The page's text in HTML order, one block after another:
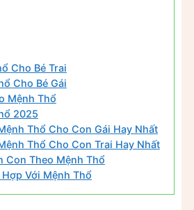
Cho Bé Trai
Cho Bé Gái
Mệnh Thổ
2025
Thổ Cho Con Gái Hay Nhất
Thổ Cho Con Trai Hay Nhất
Con Theo Mệnh Thổ
Với Mệnh Thổ